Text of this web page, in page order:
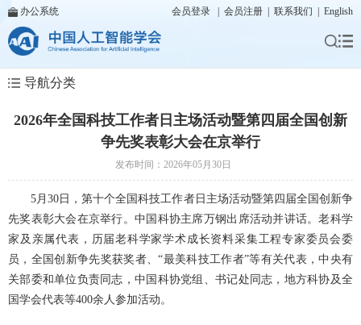
办公系统 会员登录 会员注册 联系我们 English
导航分类
2026年全国科技工作者日主场活动暨第四届全国创新
争先奖表彰大会在京举行
发布时间：2026年05月30日
5月30日，第十个全国科技工作者日主场活动暨第四届全国创新争
先奖表彰大会在京举行。中国科协主席万钢出席活动并讲话。老科学
家及亲属代表，历届老科学家学术成长资料采集工程专家委员会委
员，全国创新争先奖获奖者、“最美科技工作者”等有关代表，中央有
关部委和单位负责同志，中国科协党组、书记处同志，地方科协及全
国学会代表等400余人参加活动。